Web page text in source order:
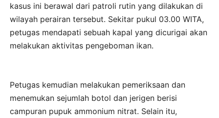
kasus ini berawal dari patroli rutin yang dilakukan di
wilayah perairan tersebut. Sekitar pukul 03.00 WITA,
petugas mendapati sebuah kapal yang dicurigai akan
melakukan aktivitas pengeboman ikan.
Petugas kemudian melakukan pemeriksaan dan
menemukan sejumlah botol dan jerigen berisi
campuran pupuk ammonium nitrat. Selain itu,